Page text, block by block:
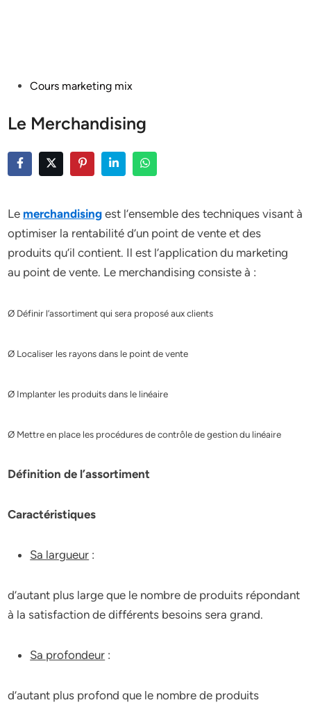
PostedCours marketing mix
Le Merchandising
Le merchandising est l’ensemble des techniques visant à
optimiser la rentabilité d’un point de vente et des
produits qu’il contient. Il est l’application du marketing
au point de vente. Le merchandising consiste à :
Ø Définir l’assortiment qui sera proposé aux clients
Ø Localiser les rayons dans le point de vente
Ø Implanter les produits dans le linéaire
Ø Mettre en place les procédures de contrôle de gestion du linéaire
Définition de l’assortiment
Caractéristiques
Sa largueur :
d’autant plus large que le nombre de produits répondant
à la satisfaction de différents besoins sera grand.
Sa profondeur :
d’autant plus profond que le nombre de produits